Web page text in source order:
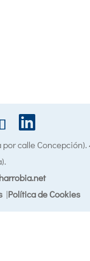
calle
|Política de Cookies